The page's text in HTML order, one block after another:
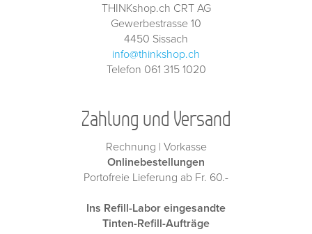
THINKshop.ch CRT AG
Gewerbestrasse 10
4450 Sissach
info@thinkshop.ch
Telefon 061 315 1020
Zahlung und Versand
Rechnung | Vorkasse
Onlinebestellungen
Portofreie Lieferung ab Fr. 60.-
Ins Refill-Labor eingesandte
Tinten-Refill-Aufträge